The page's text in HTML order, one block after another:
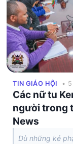
TIN GIÁO HỘI •
Các nữ tu
người trong
News
Dù những kẻ